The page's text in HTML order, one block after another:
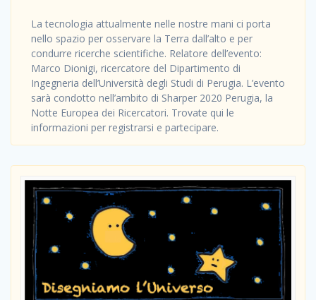
La tecnologia attualmente nelle nostre mani ci porta
nello spazio per osservare la Terra dall’alto e per
condurre ricerche scientifiche. Relatore dell’evento:
Marco Dionigi, ricercatore del Dipartimento di
Ingegneria dell’Università degli Studi di Perugia. L’evento
sarà condotto nell’ambito di Sharper 2020 Perugia, la
Notte Europea dei Ricercatori. Trovate qui le
informazioni per registrarsi e partecipare.